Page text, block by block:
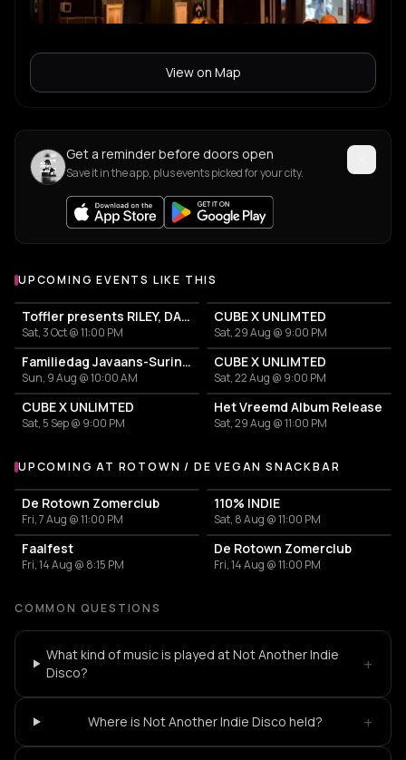
View on Map
Get a reminder before doors open
Save it in the app, plus events picked for your city.
UPCOMING EVENTS LIKE THIS
Toffler presents RILEY, DAETOR
Sat, 3 Oct @ 11:00 PM
CUBE X UNLIMTED
Sat, 29 Aug @ 9:00 PM
Familiedag Javaans-Surinaams Erfgoed
Sun, 9 Aug @ 10:00 AM
CUBE X UNLIMTED
Sat, 22 Aug @ 9:00 PM
CUBE X UNLIMTED
Sat, 5 Sep @ 9:00 PM
Het Vreemd Album Release
Sat, 29 Aug @ 11:00 PM
More events at Rotown / De Vegan Snackbar
UPCOMING AT ROTOWN / DE VEGAN SNACKBAR
De Rotown Zomerclub
Fri, 7 Aug @ 11:00 PM
110% INDIE
Sat, 8 Aug @ 11:00 PM
Faalfest
Fri, 14 Aug @ 8:15 PM
De Rotown Zomerclub
Fri, 14 Aug @ 11:00 PM
COMMON QUESTIONS
What kind of music is played at Not Another Indie
Disco?
+
Where is Not Another Indie Disco held? +